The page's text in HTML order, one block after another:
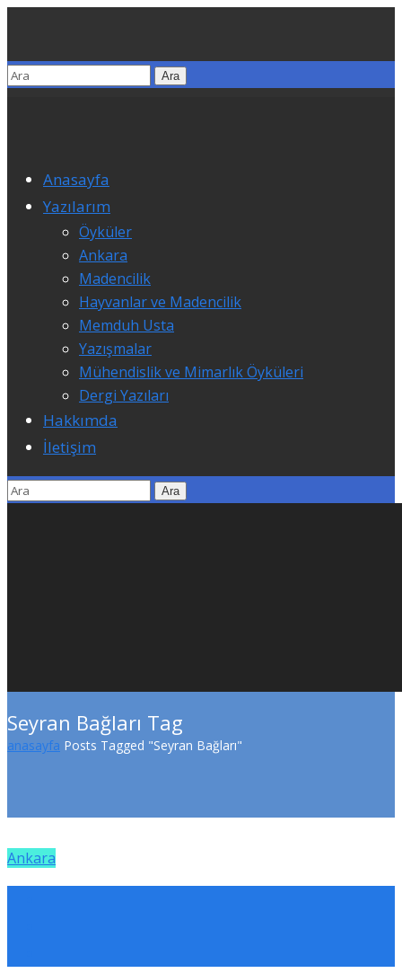
Anasayfa
Yazılarım
Öyküler
Ankara
Madencilik
Hayvanlar ve Madencilik
Memduh Usta
Yazışmalar
Mühendislik ve Mimarlık Öyküleri
Dergi Yazıları
Hakkımda
İletişim
Seyran Bağları Tag
anasayfa Posts Tagged "Seyran Bağları"
Ankara